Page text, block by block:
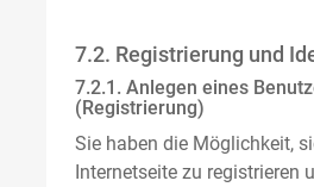
7.2. Registrierung und
7.2.1. Anlegen eines
(Registrierung)
Sie haben die Möglichkeit,
Internetseite zu registrieren